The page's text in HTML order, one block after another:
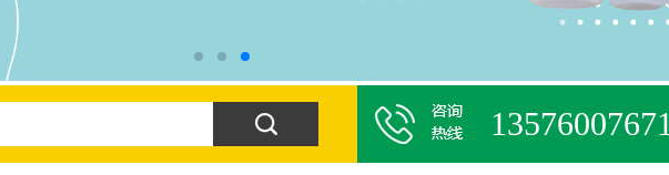
13576007671